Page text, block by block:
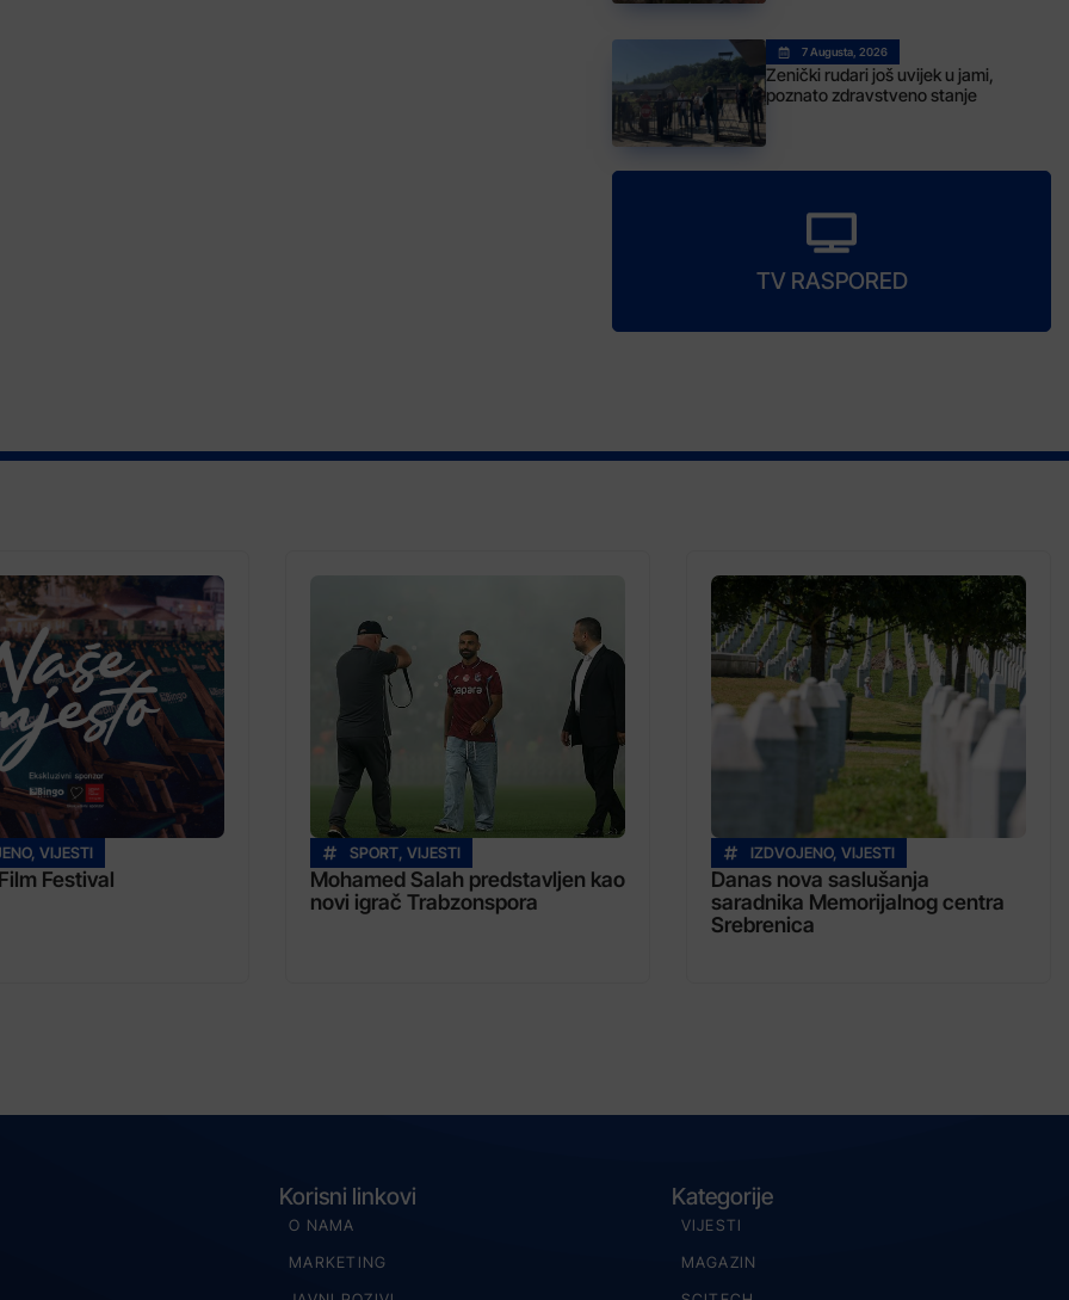
7 Augusta, 2026
Zenički rudari još uvijek u jami,
poznato zdravstveno stanje
TV RASPORED
, VIJESTI
Festival
SPORT, VIJESTI
Mohamed Salah predstavljen kao
novi igrač Trabzonspora
IZDVOJENO, VIJESTI
Danas nova saslušanja
saradnika Memorijalnog centra
Srebrenica
Korisni linkovi
O NAMA
MARKETING
Kategorije
VIJESTI
MAGAZIN